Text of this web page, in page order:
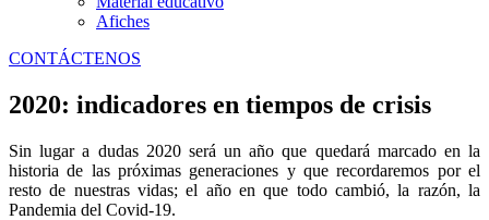
Afiches
CONTÁCTENOS
2020: indicadores en tiempos de crisis
Sin lugar a dudas 2020 será un año que quedará marcado en la
historia de las próximas generaciones y que recordaremos por el
resto de nuestras vidas; el año en que todo cambió, la razón, la
Pandemia del Covid-19.